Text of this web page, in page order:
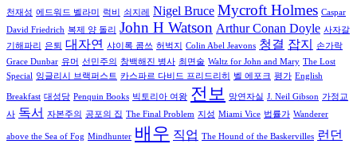
천재성 에드워드 벨라미 럭비 쇠지레 Nigel Bruce Mycroft Holmes Caspar
David Friedrich 복제 양 돌리 John H Watson Arthur Conan Doyle 사자갈
기해파리
은퇴 대자연 샤이록 콤쓰 허벅지 Colin Abel Jeavons 청결 잡지
손가락
Grace Dunbar 유머 선민주의 창백해진 병사 최면술 Waltz for John and Mary The Lost
Special
잉글리시 브랙퍼스트 카스파르 다비드 프리드리히 벨 에포크 평가 English
Breakfast 대성당 Penquin Books 빅토리아 여왕 전보 망연자실 J. Neil Gibson 가정교
사 독서 자본주의 공포의 집 The Final Problem 지성 Miami Vice 법률가 Wanderer
above the Sea of Fog Mindhunter 배우 직업 The Hound of the Baskervilles 런던